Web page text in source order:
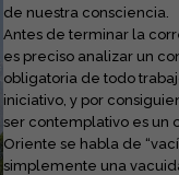
de nuestra consciencia.
Antes de terminar la
es preciso analizar un
obligatoria de todo
iniciativo, y por
ser contemplativo es un
Oriente se habla de
simplemente una